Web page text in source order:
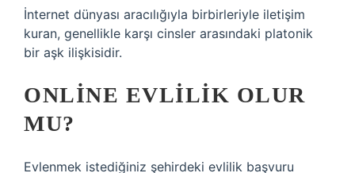
İnternet dünyası aracılığıyla birbirleriyle iletişim
kuran, genellikle karşı cinsler arasındaki platonik
bir aşk ilişkisidir.
ONLINE EVLILIK OLUR
MU?
Evlenmek istediğiniz şehirdeki evlilik başvuru